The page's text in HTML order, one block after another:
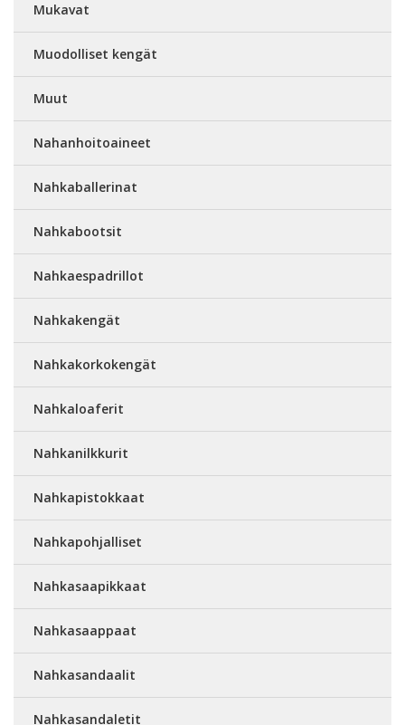
Mukavat
Muodolliset kengät
Muut
Nahanhoitoaineet
Nahkaballerinat
Nahkabootsit
Nahkaespadrillot
Nahkakengät
Nahkakorkokengät
Nahkaloaferit
Nahkanilkkurit
Nahkapistokkaat
Nahkapohjalliset
Nahkasaapikkaat
Nahkasaappaat
Nahkasandaalit
Nahkasandaletit